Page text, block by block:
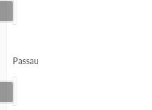
Passau